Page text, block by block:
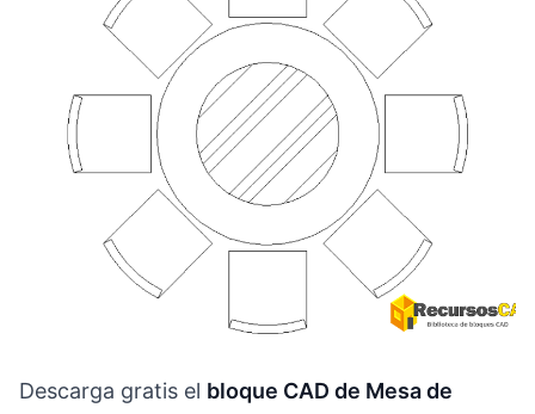
Descarga gratis el bloque CAD de Mesa de